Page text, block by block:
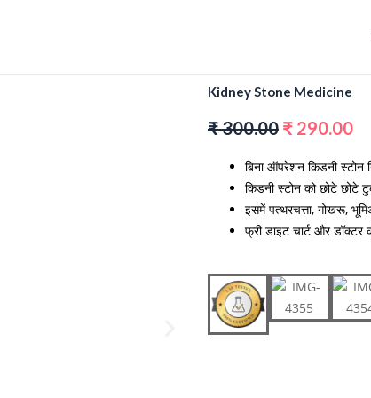
Kidney Stone Medicine
₹ 300.00 ₹ 290.00
बिना ऑपरेशन किडनी स्टोन
किडनी स्टोन को छोटे छोटे
इसमें पत्थरचत्ता, गोखरू,
फ्री डाइट चार्ट और डॉक्टर